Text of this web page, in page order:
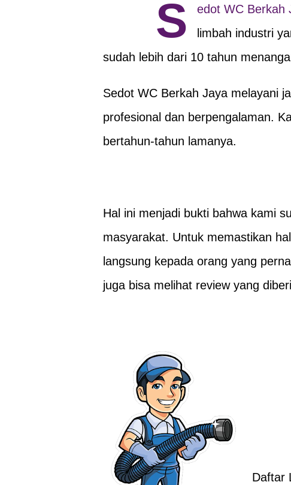
S
edot WC Berkah
limbah industri
sudah lebih dari 10 tahun
Sedot WC Berkah Jaya melayani
profesional dan berpengalaman.
bertahun-tahun lamanya.
Hal ini menjadi bukti bahwa kami
masyarakat. Untuk memastikan
langsung kepada orang yang
juga bisa melihat review yang
Daftar